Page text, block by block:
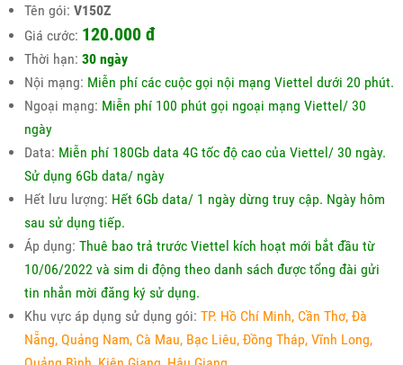
Tên gói: V150Z
Giá cước: 120.000 đ
Thời hạn: 30 ngày
Nội mạng: Miễn phí các cuộc gọi nội mạng Viettel dưới 20 phút.
Ngoại mạng: Miễn phí 100 phút gọi ngoại mạng Viettel/ 30
ngày
Data: Miễn phí 180Gb data 4G tốc độ cao của Viettel/ 30 ngày.
Sử dụng 6Gb data/ ngày
Hết lưu lượng: Hết 6Gb data/ 1 ngày dừng truy cập. Ngày hôm
sau sử dụng tiếp.
Áp dụng: Thuê bao trả trước Viettel kích hoạt mới bắt đầu từ
10/06/2022 và sim di động theo danh sách được tổng đài gửi
tin nhắn mời đăng ký sử dụng.
Khu vực áp dụng sử dụng gói: TP. Hồ Chí Minh, Cần Thơ, Đà
Nẵng, Quảng Nam, Cà Mau, Bạc Liêu, Đồng Tháp, Vĩnh Long,